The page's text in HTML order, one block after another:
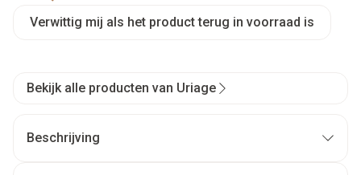
Verwittig mij als het product terug in voorraad is
Bekijk alle producten van Uriage
Beschrijving